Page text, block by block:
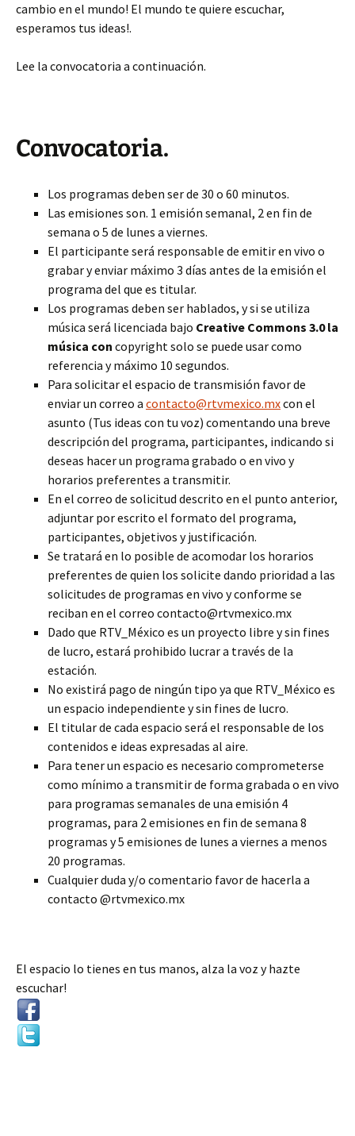
cambio en el mundo! El mundo te quiere escuchar,
esperamos tus ideas!.
Lee la convocatoria a continuación.
Convocatoria.
Los programas deben ser de 30 o 60 minutos.
Las emisiones son. 1 emisión semanal, 2 en fin de
semana o 5 de lunes a viernes.
El participante será responsable de emitir en vivo o
grabar y enviar máximo 3 días antes de la emisión el
programa del que es titular.
Los programas deben ser hablados, y si se utiliza
música será licenciada bajo Creative Commons 3.0 la
música con copyright solo se puede usar como
referencia y máximo 10 segundos.
Para solicitar el espacio de transmisión favor de
enviar un correo a contacto@rtvmexico.mxcon el
asunto (Tus ideas con tu voz) comentando una breve
descripción del programa, participantes, indicando si
deseas hacer un programa grabado o en vivo y
horarios preferentes a transmitir.
En el correo de solicitud descrito en el punto anterior,
adjuntar por escrito el formato del programa,
participantes, objetivos y justificación.
Se tratará en lo posible de acomodar los horarios
preferentes de quien los solicite dando prioridad a las
solicitudes de programas en vivo y conforme se
reciban en el correo contacto@rtvmexico.mx
Dado que RTV_México es un proyecto libre y sin fines
de lucro, estará prohibido lucrar a través de la
estación.
No existirá pago de ningún tipo ya que RTV_México es
un espacio independiente y sin fines de lucro.
El titular de cada espacio será el responsable de los
contenidos e ideas expresadas al aire.
Para tener un espacio es necesario comprometerse
como mínimo a transmitir de forma grabada o en vivo
para programas semanales de una emisión 4
programas, para 2 emisiones en fin de semana 8
programas y 5 emisiones de lunes a viernes a menos
20 programas.
Cualquier duda y/o comentario favor de hacerla a
contacto @rtvmexico.mx
El espacio lo tienes en tus manos, alza la voz y hazte
escuchar!